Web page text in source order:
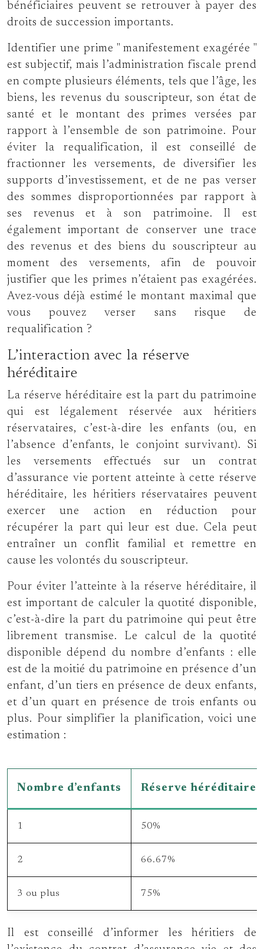
bénéficiaires peuvent se retrouver à payer des
droits de succession importants.
Identifier une prime
manifestement exagérée
est subjectif, mais l’administration fiscale prend
en compte plusieurs éléments, tels que l’âge, les
biens, les revenus du souscripteur, son état de
santé et le montant des primes versées par
rapport à l’ensemble de son patrimoine. Pour
éviter la requalification, il est conseillé de
fractionner les versements, de diversifier les
supports d’investissement, et de ne pas verser
des sommes disproportionnées par rapport à
ses revenus et à son patrimoine. Il est
également important de conserver une trace
des revenus et des biens du souscripteur au
moment des versements, afin de pouvoir
justifier que les primes n’étaient pas exagérées.
Avez-vous déjà estimé le montant maximal que
vous pouvez verser sans risque de
requalification ?
L’interaction avec la réserve
héréditaire
La réserve héréditaire est la part du patrimoine
qui est légalement réservée aux héritiers
réservataires, c’est-à-dire les enfants (ou, en
l’absence d’enfants, le conjoint survivant). Si
les versements effectués sur un contrat
d’assurance vie portent atteinte à cette réserve
héréditaire, les héritiers réservataires peuvent
exercer une action en réduction pour
récupérer la part qui leur est due. Cela peut
entraîner un conflit familial et remettre en
cause les volontés du souscripteur.
Pour éviter l’atteinte à la réserve héréditaire, il
est important de calculer la quotité disponible,
c’est-à-dire la part du patrimoine qui peut être
librement transmise. Le calcul de la quotité
disponible dépend du nombre d’enfants : elle
est de la moitié du patrimoine en présence d’un
enfant, d’un tiers en présence de deux enfants,
et d’un quart en présence de trois enfants ou
plus. Pour simplifier la planification, voici une
estimation :
Nombre d’enfants Réserve héréditaire
1 50%
2 66.67%
3 ou plus 75%
Il est conseillé d’informer les héritiers de